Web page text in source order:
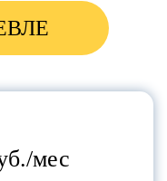
КОРП
ЖКХ, ТСЖ И
мес